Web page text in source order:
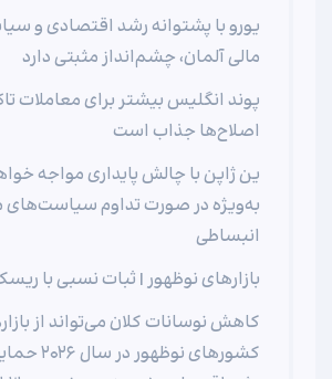
یورو با پشتوانه رشد اقتصادی و
مالی آلمان، چشم‌انداز مثبتی دارد
پوند انگلیس بیشتر برای معاملات
اصلاح‌ها جذاب است
ین ژاپن با چالش پایداری مواجه
به‌ویژه در صورت تداوم سیاست‌های
انبساطی
بازارهای نوظهور | ثبات نسبی با
کاهش نوسانات کلان می‌تواند از
کشورهای نوظهور در سال ۲۰۲۶ حمایت کند.